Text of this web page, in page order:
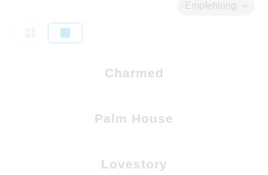
Empfehlung
Charmed
Palm House
Lovestory